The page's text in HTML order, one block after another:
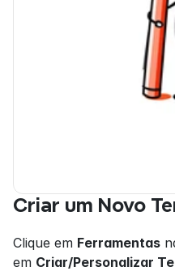
Criar um Novo
Clique em Ferramentas
em Criar/Personalizar